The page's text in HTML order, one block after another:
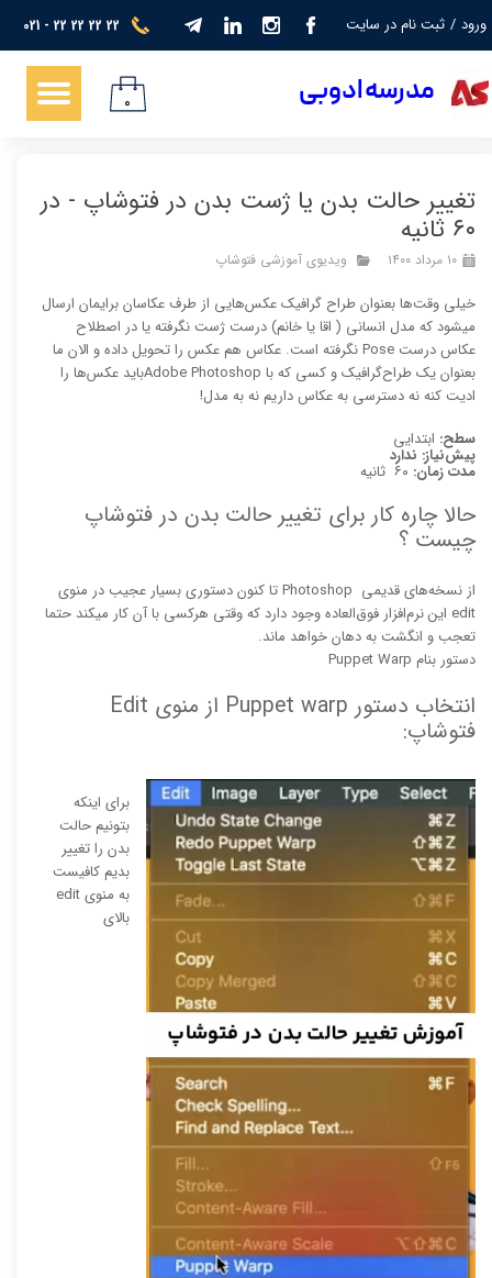
021 - 22 22 22 22 ورود / ثبت نام در سایت
حساب کاربری من
تغییر گذر واژه
خروج از حساب کاربری
​​​مدرسه ادوبی ۰
تغییر حالت بدن یا ژست بدن در فتوشاپ - در
۶۰ ثانیه
۱۰ مرداد ۱۴۰۰ ویدیوی آموزشی فتوشاپ
خیلی وقت‌ها بعنوان طراح گرافیک عکس‌هایی از طرف عکاسان برایمان ارسال
میشود که مدل انسانی ( اقا یا خانم) درست ژست نگرفته یا در اصطلاح
عکاس درست Pose نگرفته است. عکاس هم عکس‌ را تحویل داده و الان ما
بعنوان یک طراح‌گرافیک و کسی که با Adobe Photoshopباید عکس‌ها را
ادیت کنه نه دسترسی به عکاس داریم نه به مدل!
سطح: ابتدایی
پیش‌نیاز: ندارد
مدت زمان:
حالا چاره کار برای تغییر حالت بدن در فتوشاپ
چیست ؟
از نسخه‌های قدیمی Photoshop تا کنون دستوری بسیار عجیب در منوی
edit این نرم‌افزار فوق‌العاده وجود دارد که وقتی هرکسی با آن کار میکند حتما
تعجب و انگشت به دهان خواهد ماند.
دستور بنام Puppet Warp
انتخاب دستور Puppet warp از منوی Edit
فتوشاپ:
برای اینکه
بتونیم حالت
بدن را تغییر
بدیم کافیست
به منوی edit
بالای